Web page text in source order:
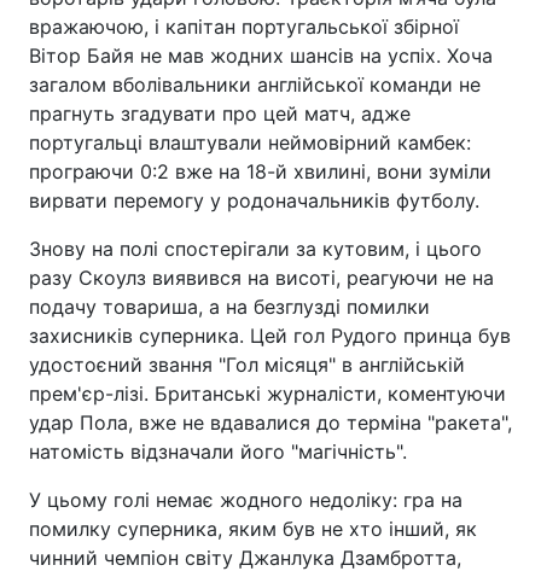
вражаючою, і капітан португальської збірної
Вітор Байя не мав жодних шансів на успіх. Хоча
загалом вболівальники англійської команди не
прагнуть згадувати про цей матч, адже
португальці влаштували неймовірний камбек:
програючи 0:2 вже на 18-й хвилині, вони зуміли
вирвати перемогу у родоначальників футболу.
Знову на полі спостерігали за кутовим, і цього
разу Скоулз виявився на висоті, реагуючи не на
подачу товариша, а на безглузді помилки
захисників суперника. Цей гол Рудого принца був
удостоєний звання "Гол місяця" в англійській
прем'єр-лізі. Британські журналісти, коментуючи
удар Пола, вже не вдавалися до терміна "ракета",
натомість відзначали його "магічність".
У цьому голі немає жодного недоліку: гра на
помилку суперника, яким був не хто інший, як
чинний чемпіон світу Джанлука Дзамбротта,